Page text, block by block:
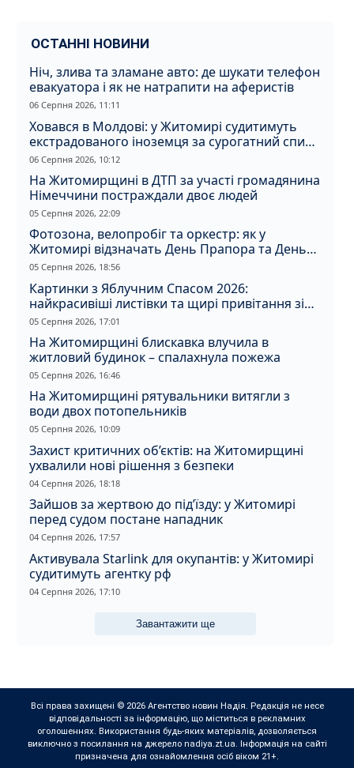
ОСТАННІ НОВИНИ
Ніч, злива та зламане авто: де шукати телефон
евакуатора і як не натрапити на аферистів
06 Серпня 2026, 11:11
Ховався в Молдові: у Житомирі судитимуть
екстрадованого іноземця за сурогатний спирт
і відмивання грошей
06 Серпня 2026, 10:12
На Житомирщині в ДТП за участі громадянина
Німеччини постраждали двоє людей
05 Серпня 2026, 22:09
Фотозона, велопробіг та оркестр: як у
Житомирі відзначать День Прапора та День
Незалежності
05 Серпня 2026, 18:56
Картинки з Яблучним Спасом 2026:
найкрасивіші листівки та щирі привітання зі
святом
05 Серпня 2026, 17:01
На Житомирщині блискавка влучила в
житловий будинок – спалахнула пожежа
05 Серпня 2026, 16:46
На Житомирщині рятувальники витягли з
води двох потопельників
05 Серпня 2026, 10:09
Захист критичних об’єктів: на Житомирщині
ухвалили нові рішення з безпеки
04 Серпня 2026, 18:18
Зайшов за жертвою до під’їзду: у Житомирі
перед судом постане нападник
04 Серпня 2026, 17:57
Активувала Starlink для окупантів: у Житомирі
судитимуть агентку рф
04 Серпня 2026, 17:10
Завантажити ще
Всі права захищені © 2026 Агентство новин Надія. Редакція не несе
відповідальності за інформацію, що міститься в рекламних
оголошеннях. Використання будь-яких матеріалів, дозволяється
виключно з посилання на джерело nadiya.zt.ua. Інформація на сайті
призначена для ознайомлення осіб віком 21+.